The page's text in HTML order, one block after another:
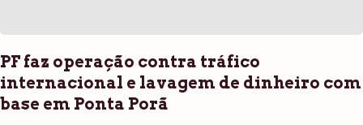
PF faz operação contra tráfico
internacional e lavagem de dinheiro com
base em Ponta Porã